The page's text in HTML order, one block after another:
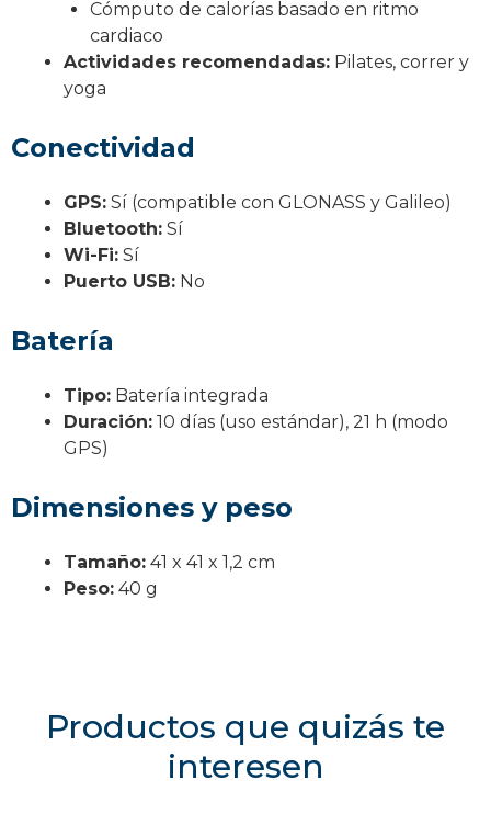
Cómputo de calorías basado en ritmo
cardiaco
Actividades recomendadas: Pilates, correr y
yoga
Conectividad
GPS: Sí (compatible con GLONASS y Galileo)
Bluetooth: Sí
Wi-Fi: Sí
Puerto USB: No
Batería
Tipo: Batería integrada
Duración: 10 días (uso estándar), 21 h (modo
GPS)
Dimensiones y peso
Tamaño: 41 x 41 x 1,2 cm
Peso: 40 g
Productos que quizás te
interesen